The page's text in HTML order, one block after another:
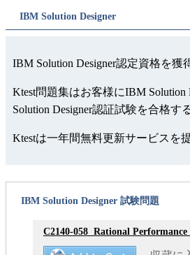
IBM Solution Designer
IBM Solution Designer認定資格を
Ktest問題集はお客様にIBM
Solution Designer認証試験を合格す
Ktestは一年間無料更新サービスを
IBM Solution Designer 試験問題
C2140-058 Rational Performance